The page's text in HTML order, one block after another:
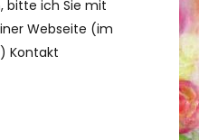
bitte ich Sie mit
Webseite (im
Kontakt